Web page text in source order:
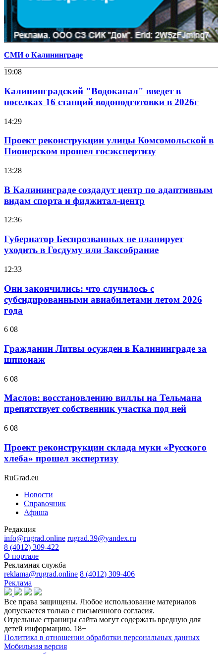
СМИ о Калининграде
19:08
Калининградский "Водоканал" введет в
поселках 16 станций водоподготовки в 2026г
14:29
Проект реконструкции улицы Комсомольской в
Пионерском прошел госэкспертизу
13:28
В Калининграде создадут центр по адаптивным
видам спорта и фиджитал-центр
12:36
Губернатор Беспрозванных не планирует
уходить в Госдуму или Заксобрание
12:33
Они закончились: что случилось с
субсидированными авиабилетами летом 2026
года
6 08
Гражданин Литвы осужден в Калининграде за
шпионаж
6 08
Маслов: восстановлению виллы на Тельмана
препятствует собственник участка под ней
6 08
Проект реконструкции склада муки «Русского
хлеба» прошел экспертизу
RuGrad.eu
Новости
Справочник
Афиша
Редакция
info@rugrad.online rugrad.39@yandex.ru
8 (4012) 309-422
О портале
Рекламная служба
reklama@rugrad.online 8 (4012) 309-406
Реклама
Все права защищены. Любое использование материалов
допускается только с письменного согласия.
Отдельные страницы сайта могут содержать вредную для
детей информацию. 18+
Политика в отношении обработки персональных данных
Мобильная версия